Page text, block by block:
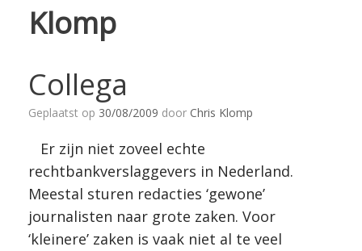
Klomp
Collega
Geplaatst op 30/08/2009 door Chris Klomp
Er zijn niet zoveel echte
rechtbankverslaggevers in Nederland.
Meestal sturen redacties ‘gewone’
journalisten naar grote zaken. Voor
‘kleinere’ zaken is vaak niet al te veel